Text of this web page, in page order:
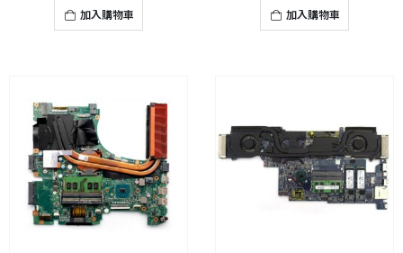
加入購物車 加入購物車